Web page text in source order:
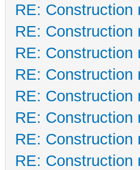
RE: Construction
RE: Construction
RE: Construction
RE: Construction
RE: Construction
RE: Construction
RE: Construction
RE: Construction